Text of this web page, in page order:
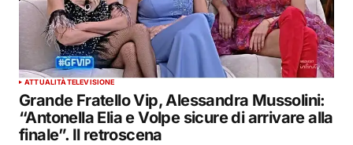
ATTUALITÀTELEVISIONE
Grande Fratello Vip, Alessandra Mussolini:
“Antonella Elia e Volpe sicure di arrivare alla
finale”. Il retroscena